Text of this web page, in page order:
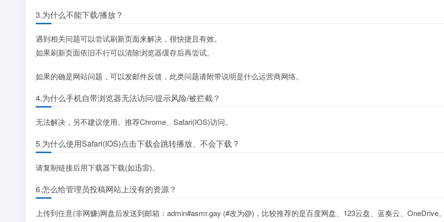
3.为什么不能下载/播放？
遇到相关问题可以尝试刷新页面来解决，很快捷且有效。
如果刷新页面依旧不行可以清除浏览器缓存后再尝试。
如果的确是网站问题，可以发邮件反馈，此类问题请附带说明是什么运营商网络。
4.为什么手机自带浏览器无法访问/提示风险/被拦截？
无法解决，另不建议使用。推荐Chrome、Safari(IOS)访问。
5.为什么使用Safari(IOS)点击下载会跳转播放、不会下载？
请复制链接后用下载器下载(如迅雷)。
6.怎么给管理员投稿网站上没有的资源？
上传到任意(非网赚)网盘后发送到邮箱：admin#asmr.gay (#改为@)，比较推荐的是百度网盘、123云盘、蓝奏云、OneDrive